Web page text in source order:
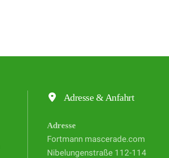
Adresse & Anfahrt
Adresse
Fortmann mascerade.com
Nibelungenstraße 112-114